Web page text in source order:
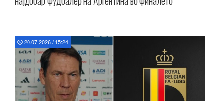
20.07.2026 / 15:24